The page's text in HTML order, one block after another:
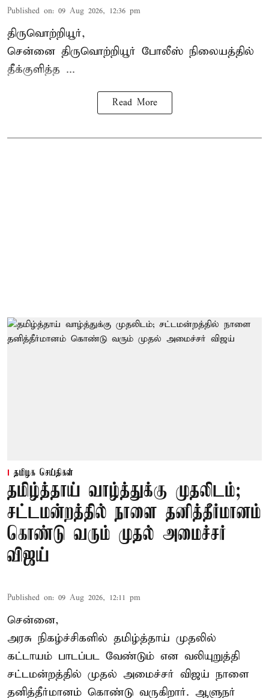
Published on: 09 Aug 2026, 12:36 pm
திருவொற்றியூர்,
சென்னை திருவொற்றியூர் போலீஸ் நிலையத்தில்
தீக்குளித்த ...
Read More
தமிழக செய்திகள்
தமிழ்த்தாய் வாழ்த்துக்கு முதலிடம்;
சட்டமன்றத்தில் நாளை தனித்தீர்மானம்
கொண்டு வரும் முதல் அமைச்சர்
விஜய்
Published on: 09 Aug 2026, 12:11 pm
சென்னை,
அரசு நிகழ்ச்சிகளில் தமிழ்த்தாய் முதலில்
கட்டாயம் பாடப்பட வேண்டும் என வலியுறுத்தி
சட்டமன்றத்தில் முதல் அமைச்சர் விஜய் நாளை
தனித்தீர்மானம் கொண்டு வருகிறார். ஆளுநர்